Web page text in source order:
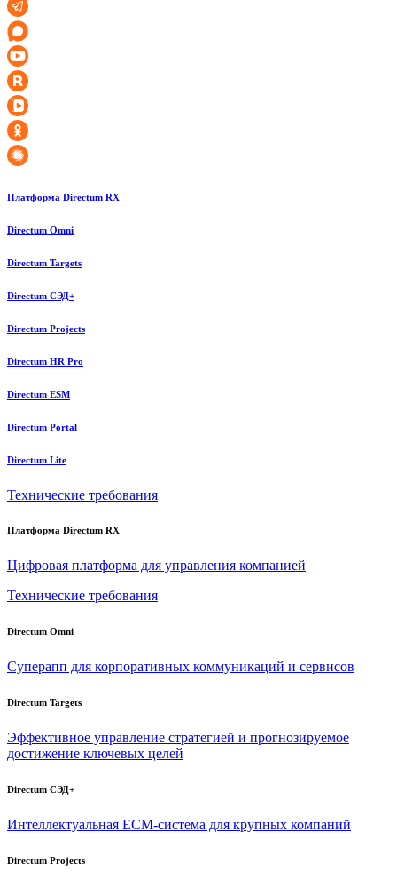
Платформа Directum RX
Directum Omni
Directum Targets
Directum СЭД+
Directum Projects
Directum HR Pro
Directum ESM
Directum Portal
Directum Lite
Технические требования
Платформа Directum RX
Цифровая платформа для управления компанией
Технические требования
Directum Omni
Суперапп для корпоративных коммуникаций и сервисов
Directum Targets
Эффективное управление стратегией и прогнозируемое
достижение ключевых целей
Directum СЭД+
Интеллектуальная ECM-система для крупных компаний
Directum Projects